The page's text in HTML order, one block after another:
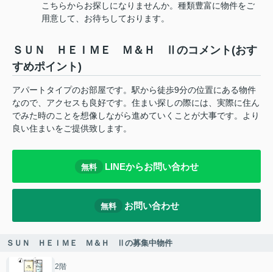
こちらからお探しになりませんか。種類豊富に物件をご
用意して、お待ちしております。
ＳＵＮ ＨＥＩＭＥ Ｍ＆Ｈ Ⅱのコメント(おす
すめポイント)
アパートタイプのお部屋です。駅から徒歩9分の位置にある物件
なので、アクセスも良好です。住まい探しの際には、実際に住ん
でみた時のことを想像しながら進めていくことが大事です。より
良い住まいをご提供致します。
無料 LINEからお問い合わせ
無料 お問い合わせ
ＳＵＮ ＨＥＩＭＥ Ｍ＆Ｈ Ⅱの募集中物件
2階